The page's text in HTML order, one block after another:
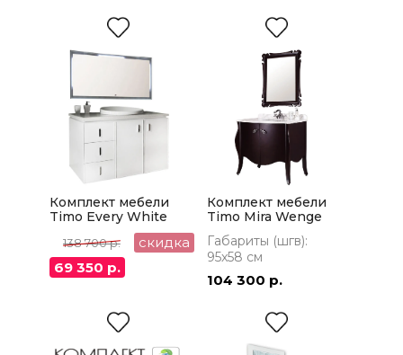
Комплект мебели
Timo Every White
138 700 р.
скидка
69 350 р.
Комплект мебели
Timo Mira Wenge
Габариты (шгв):
95x58 см
104 300 р.